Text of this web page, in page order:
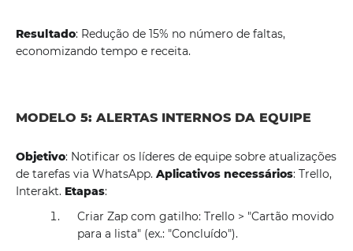
Resultado: Redução de 15% no número de faltas,
economizando tempo e receita.
MODELO 5: ALERTAS INTERNOS DA EQUIPE
Objetivo: Notificar os líderes de equipe sobre atualizações
de tarefas via WhatsApp. Aplicativos necessários: Trello,
Interakt. Etapas:
Criar Zap com gatilho: Trello > "Cartão movido
para a lista" (ex.: "Concluído").